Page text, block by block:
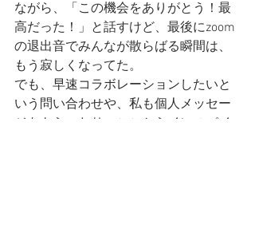
ながら、「この機会をありがとう！最
高だった！」と話すけど、最後にzoom
の退出音でみんなが散らばる瞬間は、
もう寂しくなってた。
でも、早速コラボレーションしたいと
いう問い合わせや、私も個人メッセー
ジをもらったり。ここからインスパイ